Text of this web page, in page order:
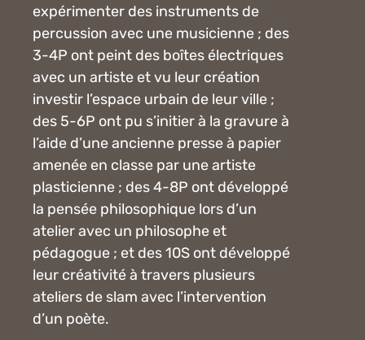
expérimenter des instruments de
percussion avec une musicienne ; des
3-4P ont peint des boîtes électriques
avec un artiste et vu leur création
investir l’espace urbain de leur ville ;
des 5-6P ont pu s’initier à la gravure à
l’aide d’une ancienne presse à papier
amenée en classe par une artiste
plasticienne ; des 4-8P ont développé
la pensée philosophique lors d’un
atelier avec un philosophe et
pédagogue ; et des 10S ont développé
leur créativité à travers plusieurs
ateliers de slam avec l’intervention
d’un poète.